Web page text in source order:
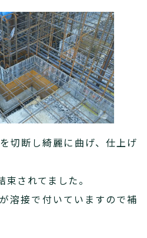
切断し綺麗に曲げ、仕上げ
されてました。
溶接で付いていますので補